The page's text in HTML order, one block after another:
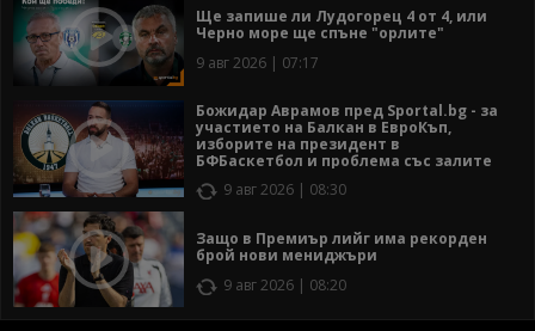
Ще запише ли Лудогорец 4 от 4, или
Черно море ще спъне "орлите"
9 авг 2026 | 07:17
Божидар Аврамов пред Sportal.bg - за
участието на Балкан в ЕвроКъп,
изборите на президент в
БФБаскетбол и проблема със залите
9 авг 2026 | 08:30
Защо в Премиър лийг има рекорден
брой нови мениджъри
9 авг 2026 | 08:20